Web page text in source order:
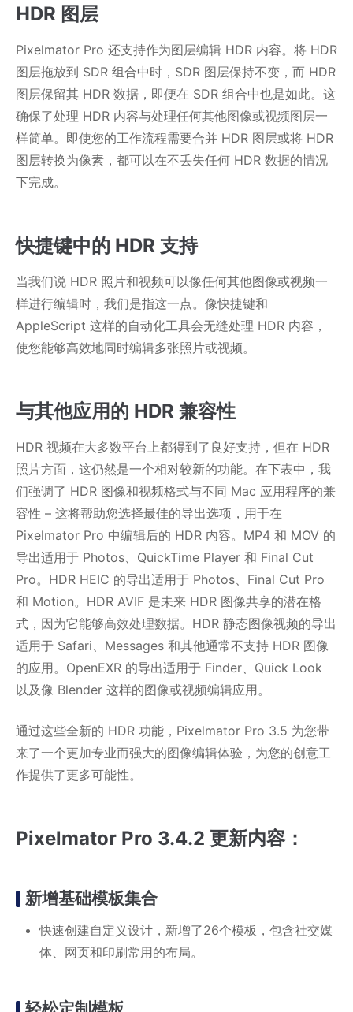
HDR 图层
Pixelmator Pro 还支持作为图层编辑 HDR 内容。将 HDR
图层拖放到 SDR 组合中时，SDR 图层保持不变，而 HDR
图层保留其 HDR 数据，即便在 SDR 组合中也是如此。这
确保了处理 HDR 内容与处理任何其他图像或视频图层一
样简单。即使您的工作流程需要合并 HDR 图层或将 HDR
图层转换为像素，都可以在不丢失任何 HDR 数据的情况
下完成。
快捷键中的 HDR 支持
当我们说 HDR 照片和视频可以像任何其他图像或视频一
样进行编辑时，我们是指这一点。像快捷键和
AppleScript 这样的自动化工具会无缝处理 HDR 内容，
使您能够高效地同时编辑多张照片或视频。
与其他应用的 HDR 兼容性
HDR 视频在大多数平台上都得到了良好支持，但在 HDR
照片方面，这仍然是一个相对较新的功能。在下表中，我
们强调了 HDR 图像和视频格式与不同 Mac 应用程序的兼
容性 – 这将帮助您选择最佳的导出选项，用于在
Pixelmator Pro 中编辑后的 HDR 内容。MP4 和 MOV 的
导出适用于 Photos、QuickTime Player 和 Final Cut
Pro。HDR HEIC 的导出适用于 Photos、Final Cut Pro
和 Motion。HDR AVIF 是未来 HDR 图像共享的潜在格
式，因为它能够高效处理数据。HDR 静态图像视频的导出
适用于 Safari、Messages 和其他通常不支持 HDR 图像
的应用。OpenEXR 的导出适用于 Finder、Quick Look
以及像 Blender 这样的图像或视频编辑应用。
通过这些全新的 HDR 功能，Pixelmator Pro 3.5 为您带
来了一个更加专业而强大的图像编辑体验，为您的创意工
作提供了更多可能性。
Pixelmator Pro 3.4.2 更新内容：
新增基础模板集合
快速创建自定义设计，新增了26个模板，包含社交媒
体、网页和印刷常用的布局。